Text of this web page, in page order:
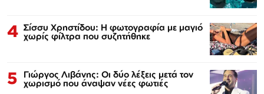
4 Σίσσυ Χρηστίδου: Η φωτογραφία με μαγιό
χωρίς φίλτρα που συζητήθηκε
5 Γιώργος Λιβάνης: Οι δύο λέξεις μετά τον
χωρισμό που άναψαν νέες φωτιές